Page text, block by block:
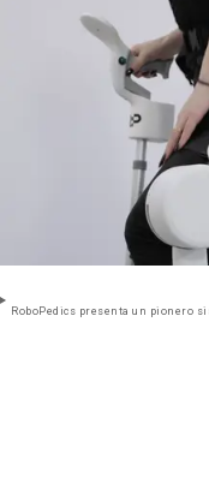
RoboPedics presenta un pionero